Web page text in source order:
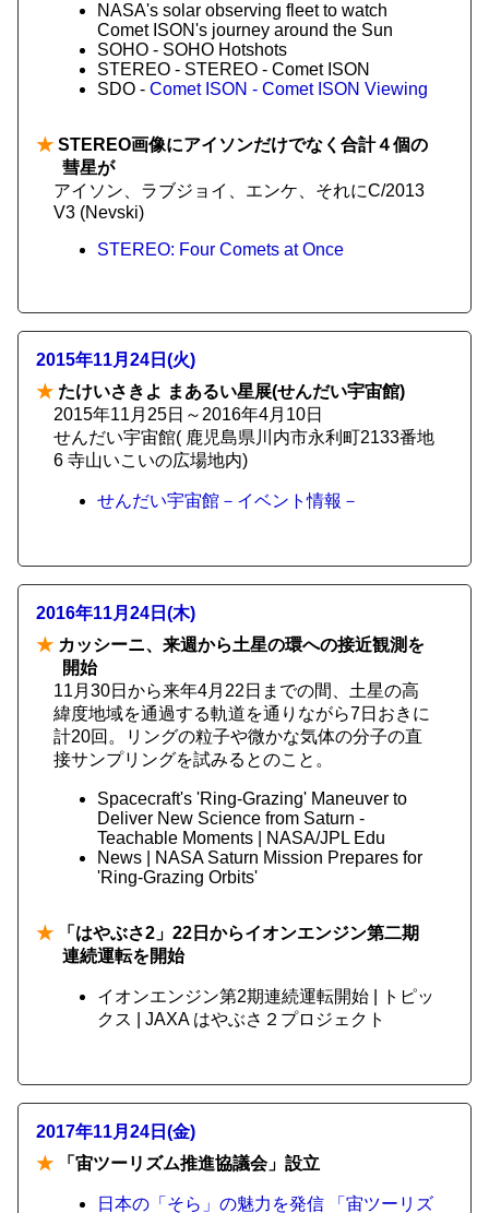
NASA's solar observing fleet to watch
Comet ISON's journey around the Sun
SOHO - SOHO Hotshots
STEREO - STEREO - Comet ISON
SDO - Comet ISON - Comet ISON Viewing
★ STEREO画像にアイソンだけでなく合計４個の
彗星が
アイソン、ラブジョイ、エンケ、それにC/2013
V3 (Nevski)
STEREO: Four Comets at Once
2015年11月24日(火)
★ たけいさきよ まあるい星展(せんだい宇宙館)
2015年11月25日～2016年4月10日
せんだい宇宙館( 鹿児島県川内市永利町2133番地
6 寺山いこいの広場地内)
せんだい宇宙館－イベント情報－
2016年11月24日(木)
★ カッシーニ、来週から土星の環への接近観測を
開始
11月30日から来年4月22日までの間、土星の高
緯度地域を通過する軌道を通りながら7日おきに
計20回。リングの粒子や微かな気体の分子の直
接サンプリングを試みるとのこと。
Spacecraft's 'Ring-Grazing' Maneuver to
Deliver New Science from Saturn -
Teachable Moments | NASA/JPL Edu
News | NASA Saturn Mission Prepares for
'Ring-Grazing Orbits'
★ 「はやぶさ2」22日からイオンエンジン第二期
連続運転を開始
イオンエンジン第2期連続運転開始 | トピッ
クス | JAXA はやぶさ２プロジェクト
2017年11月24日(金)
★ 「宙ツーリズム推進協議会」設立
日本の「そら」の魅力を発信 「宙ツーリズ